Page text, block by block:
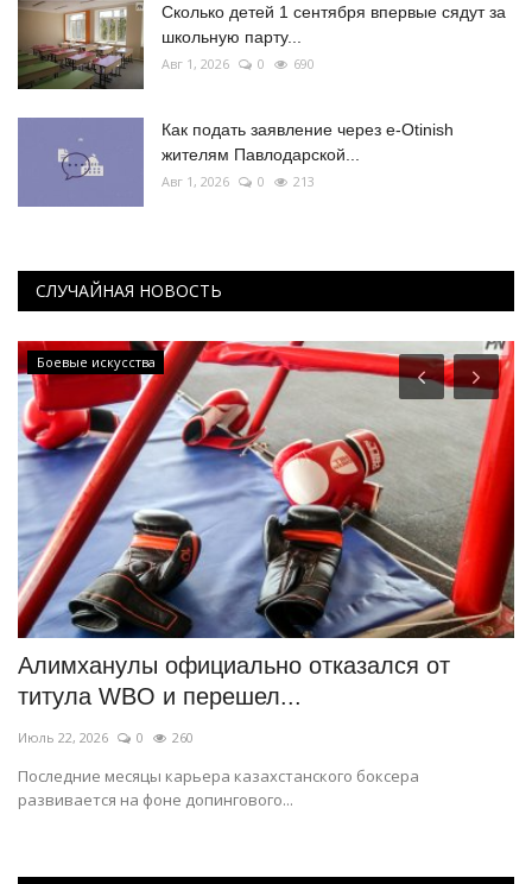
Сколько детей 1 сентября впервые сядут за
школьную парту...
Авг 1, 2026 0 690
Как подать заявление через e-Otinish
жителям Павлодарской...
Авг 1, 2026 0 213
СЛУЧАЙНАЯ НОВОСТЬ
Боевые искусства
Алимханулы официально отказался от
титула WBO и перешел...
Июль 22, 2026 0 260
Последние месяцы карьера казахстанского боксера
развивается на фоне допингового...